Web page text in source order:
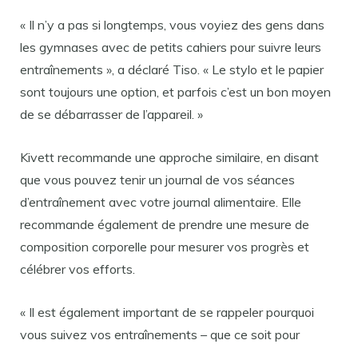
« Il n’y a pas si longtemps, vous voyiez des gens dans
les gymnases avec de petits cahiers pour suivre leurs
entraînements », a déclaré Tiso. « Le stylo et le papier
sont toujours une option, et parfois c’est un bon moyen
de se débarrasser de l’appareil. »
Kivett recommande une approche similaire, en disant
que vous pouvez tenir un journal de vos séances
d’entraînement avec votre journal alimentaire. Elle
recommande également de prendre une mesure de
composition corporelle pour mesurer vos progrès et
célébrer vos efforts.
« Il est également important de se rappeler pourquoi
vous suivez vos entraînements – que ce soit pour